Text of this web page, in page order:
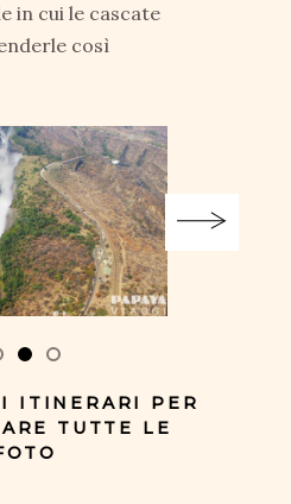
in cui le cascate
così
ITINERARI PER
TUTTE LE